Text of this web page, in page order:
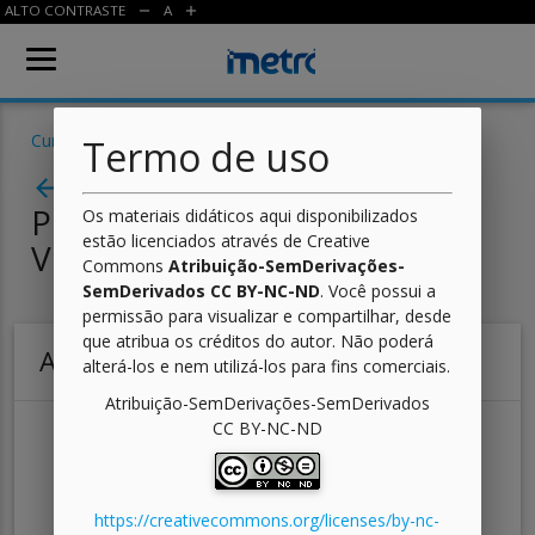
Termo de uso
Os materiais didáticos aqui disponibilizados
estão licenciados através de Creative
Commons Atribuição-SemDerivações-
SemDerivados CC BY-NC-ND. Você possui a
permissão para visualizar e compartilhar, desde
que atribua os créditos do autor. Não poderá
alterá-los e nem utilizá-los para fins comerciais.
Atribuição-SemDerivações-SemDerivados
CC BY-NC-ND
https://creativecommons.org/licenses/by-nc-
ALTO CONTRASTE remove A add
Cursos/Redes de Computadores
arrow_back Aula 06 - Tecnologias de
Processamento e
Virtualização
Atividade 02
hypervisor?
Qual a diferença entre virtualização completa e
paravirtualização?